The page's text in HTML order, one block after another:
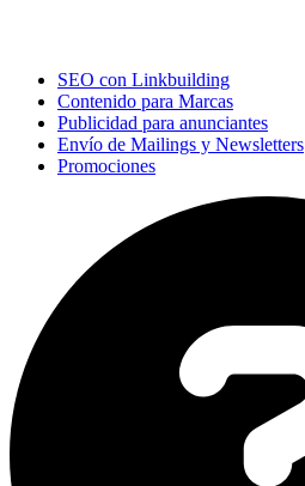
SEO con Linkbuilding
Contenido para Marcas
Publicidad para anunciantes
Envío de Mailings y Newsletters
Promociones